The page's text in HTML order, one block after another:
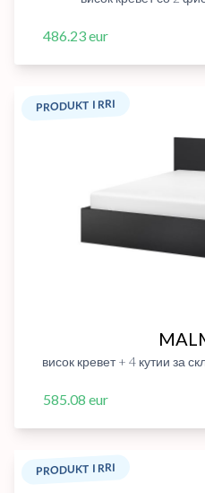
486.23 eur
PRODUKT I RRI
висок кревет + 4 кутии за
585.08 eur
PRODUKT I RRI